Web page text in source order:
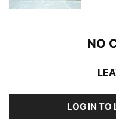
NO
LOG IN TO